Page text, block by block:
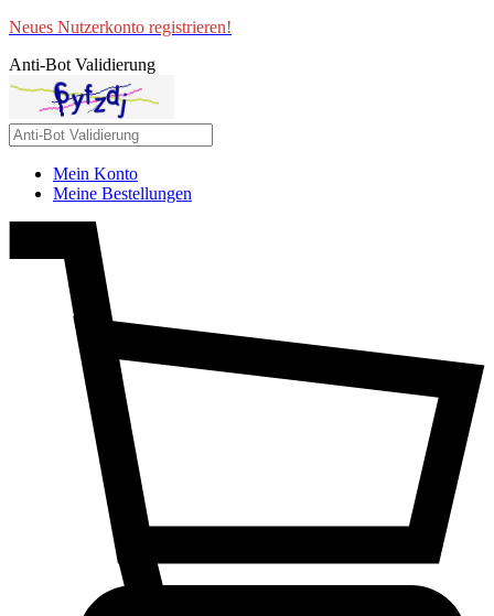
Neues Nutzerkonto registrieren!
Anti-Bot Validierung
Mein Konto
Meine Bestellungen